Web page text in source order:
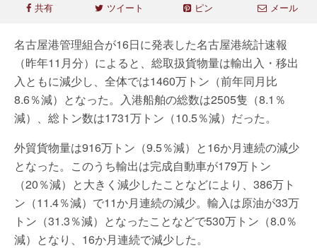
共有 ツイート ピン メール
名古屋港管理組合が16日に発表した名古屋港統計速報
（昨年11月分）によると、総取扱貨物量は輸出入・移出
入ともに減少し、全体では1460万トン（前年同月比
8.6％減）となった。入港船舶の総数は2505隻（8.1％
減）、総トン数は1731万トン（10.5％減）だった。
外貿貨物量は916万トン（9.5％減）と16か月連続の減少
となった。このうち輸出は完成自動車が179万トン
（20％減）と大きく減少したことなどにより、386万ト
ン（11.4％減）で11か月連続の減少。輸入は原油が33万
トン（31.3％減）となったことなどで530万トン（8.0％
減）となり、16か月連続で減少した。